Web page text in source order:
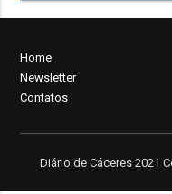
Home
Newsletter
Contatos
Diário de Cáceres 2021